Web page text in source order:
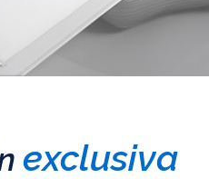
exclusiva